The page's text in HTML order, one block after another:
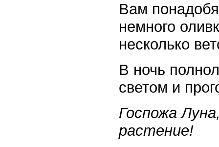
Вам
немного
несколько
В ночь
светом и
Госпожа
растение!